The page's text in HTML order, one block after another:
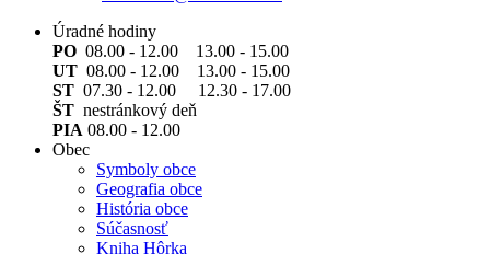
Úradné hodiny
PO 08.00 - 12.00 13.00 - 15.00
UT 08.00 - 12.00 13.00 - 15.00
ST 07.30 - 12.00 12.30 - 17.00
ŠT nestránkový deň
PIA 08.00 - 12.00
Obec
Symboly obce
Geografia obce
História obce
Súčasnosť
Kniha Hôrka